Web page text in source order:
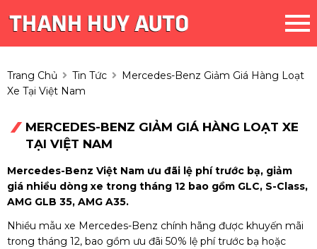
Trang Chủ Tin Tức
Mercedes-Benz Giảm Giá Hàng Loạt
Xe Tại Việt Nam
MERCEDES-BENZ GIẢM GIÁ HÀNG LOẠT XE
TẠI VIỆT NAM
Mercedes-Benz Việt Nam ưu đãi lệ phí trước bạ, giảm
giá nhiều dòng xe trong tháng 12 bao gồm GLC, S-Class,
AMG GLB 35, AMG A35.
Nhiều mẫu xe Mercedes-Benz chính hãng được khuyến mãi
trong tháng 12, bao gồm ưu đãi 50% lệ phí trước bạ hoặc